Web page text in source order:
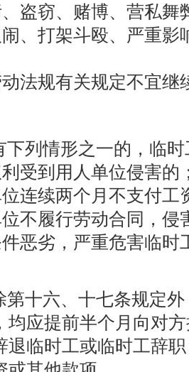
窃、赌博、营私舞
打架斗殴、严重影
规有关规定不宜继
列情形之一的，临时
到用人单位侵害的
续两个月不支付工
履行劳动合同，侵
劣，严重危害临时
十六、十七条规定外
均应提前半个月向对
临时工或临时工辞职